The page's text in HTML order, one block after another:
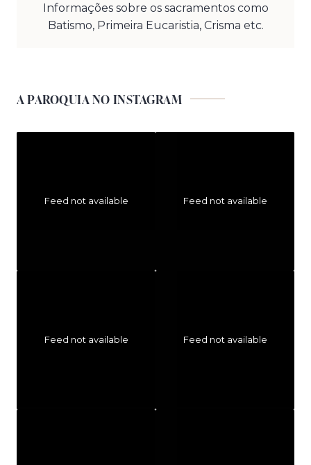
Informações sobre os sacramentos como
Batismo, Primeira Eucaristia, Crisma etc.
A PAROQUIA NO INSTAGRAM
Feed not available Feed not available
Feed not available Feed not available